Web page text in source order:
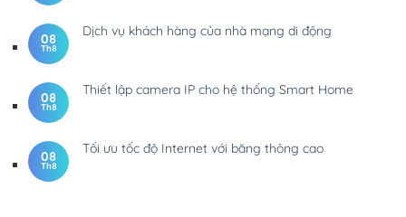
08
Th8
Dịch vụ khách hàng của nhà mạng di động
08
Th8
Thiết lập camera IP cho hệ thống Smart Home
08
Th8
Tối ưu tốc độ Internet với băng thông cao